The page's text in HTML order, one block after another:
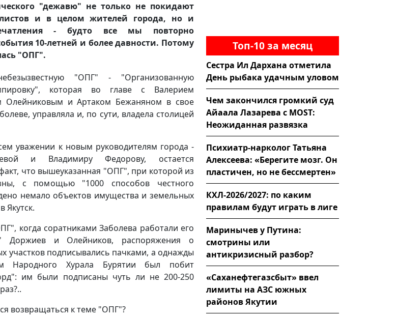
"дежавю" не только не покидают
и в целом жителей города, но и
- будто все мы повторно
10-летней и более давности. Потому
"ОПГ".
"ОПГ" - "Организованную
которая во главе с Валерием
Олейниковым и Артаком Бежаняном в свое
управляла и, по сути, владела столицей
уважении к новым руководителям города -
и Владимиру Федорову, остается
что вышеуказанная "ОПГ", при которой из
с помощью "1000 способов честного
немало объектов имущества и земельных
Якутск.
когда соратниками Заболева работали его
Доржиев и Олейников, распоряжения о
участков подписывались пачками, а однажды
Народного Хурала Бурятии был побит
им были подписаны чуть ли не 200-250
возвращаться к теме "ОПГ"?
Топ-10 за месяц
Сестра Ил Дархана отметила
День рыбака удачным уловом
Чем закончился громкий суд
Айаала Лазарева с MOST:
Неожиданная развязка
Психиатр-нарколог Татьяна
Алексеева: «Берегите мозг. Он
пластичен, но не бессмертен»
КХЛ-2026/2027: по каким
правилам будут играть в лиге
Маринычев у Путина:
смотрины или
антикризисный разбор?
«Саханефтегазсбыт» ввел
лимиты на АЗС южных
районов Якутии